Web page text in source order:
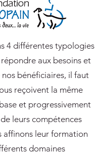
4 différentes typologies
aux besoins et
bénéficiaires, il faut
reçoivent la même
et progressivement
leurs compétences
affinons leur formation
domaines